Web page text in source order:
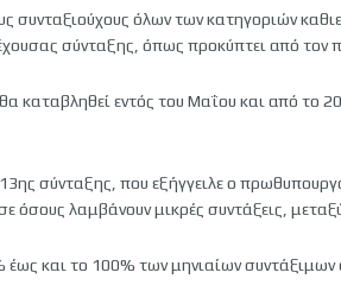
συνταξιούχους όλων των κατηγοριών
σύνταξης, όπως προκύπτει από τον
καταβληθεί εντός του Μαΐου και από το
σύνταξης, που εξήγγειλε ο
όσους λαμβάνουν μικρές συντάξεις,
και το 100% των μηνιαίων συντάξιμων